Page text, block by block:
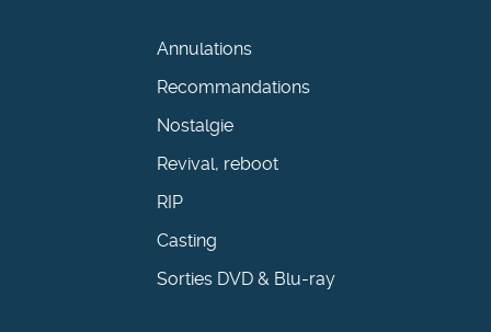
Annulations
Recommandations
Nostalgie
Revival, reboot
RIP
Casting
Sorties DVD & Blu-ray